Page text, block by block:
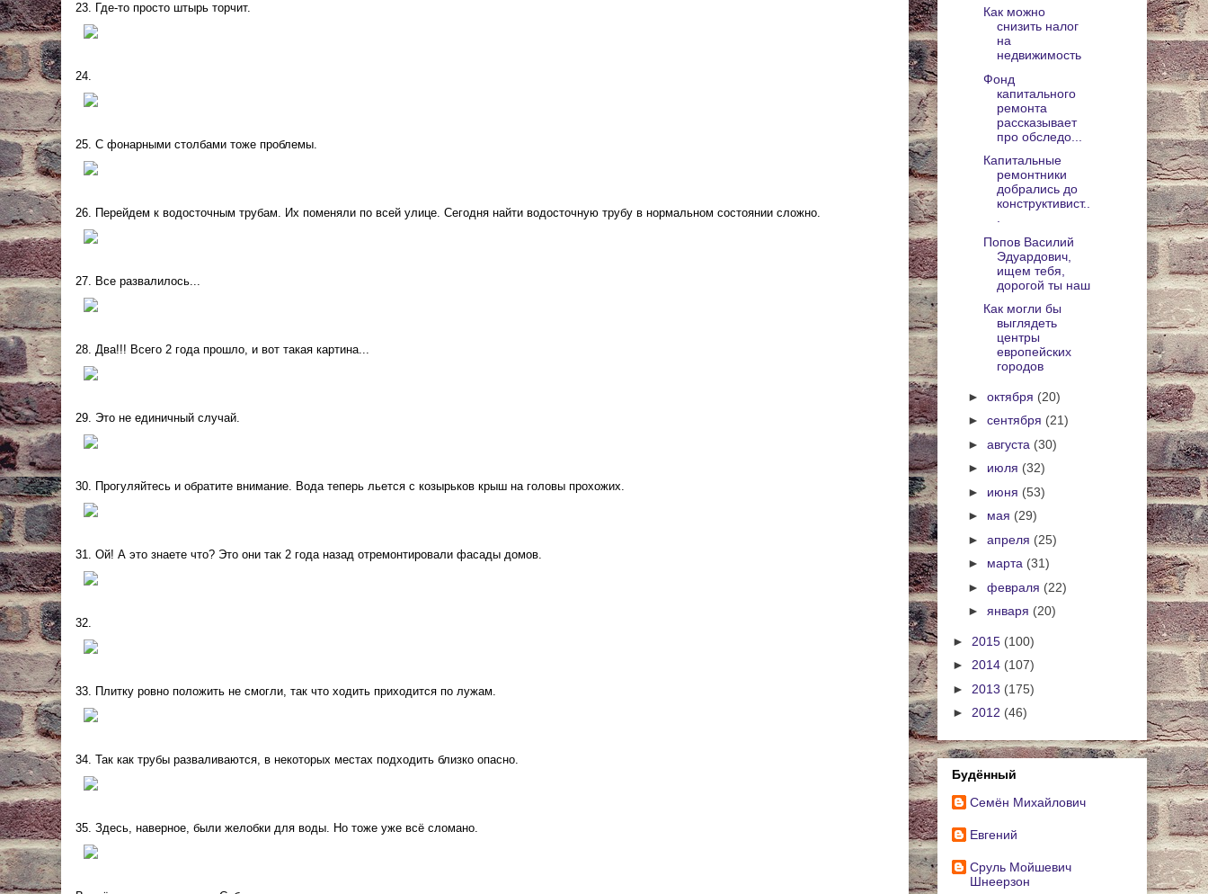
23. Где-то просто штырь торчит.
24.
25. С фонарными столбами тоже проблемы.
26. Перейдем к водосточным трубам. Их поменяли по всей улице. Сегодня найти водосточную трубу в нормальном состоянии сложно.
27. Все развалилось...
28. Два!!! Всего 2 года прошло, и вот такая картина...
29. Это не единичный случай.
30. Прогуляйтесь и обратите внимание. Вода теперь льется с козырьков крыш на головы прохожих.
31. Ой! А это знаете что? Это они так 2 года назад отремонтировали фасады домов.
32.
33. Плитку ровно положить не смогли, так что ходить приходится по лужам.
34. Так как трубы разваливаются, в некоторых местах подходить близко опасно.
35. Здесь, наверное, были желобки для воды. Но тоже уже всё сломано.
Как можно
снизить налог
на
недвижимость
Фонд
капитального
ремонта
рассказывает
про обследо...
Капитальные
ремонтники
добрались до
конструктивист..
Попов Василий
Эдуардович,
ищем тебя,
дорогой ты наш
Как могли бы
выглядеть
центры
европейских
городов
► октября (20)
► сентября (21)
► августа (30)
► июля (32)
► июня (53)
► мая (29)
► апреля (25)
► марта (31)
► февраля (22)
► января (20)
► 2015 (100)
► 2014 (107)
► 2013 (175)
► 2012 (46)
Будённый
Cемён Михайлович
Евгений
Сруль Мойшевич
Шнеерзон